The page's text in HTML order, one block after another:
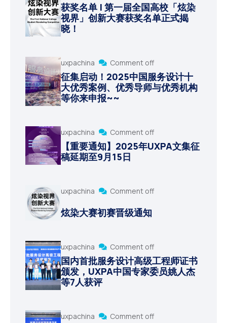
获奖名单 | 第一届全国高校「炫染
视界」创新大赛获奖名单正式揭
晓！
uxpachina Comment off
征集启动！2025中国服务设计十
大优秀案例、优秀导师与优秀机构
等你来申报~~
uxpachina Comment off
【重要通知】2025年UXPA文集征
稿延期至9月15日
uxpachina Comment off
炫染大赛初赛晋级通知
uxpachina Comment off
国内首批服务设计高级工程师证书
颁发，UXPA中国专家委员姚人杰
等7人获评
uxpachina Comment off